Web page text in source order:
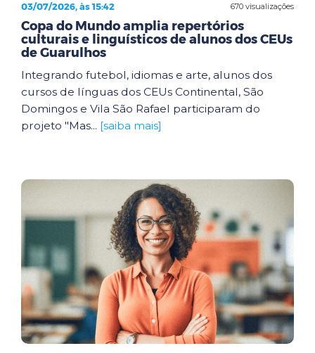
670 visualizações
03/07/2026, às 15:42
Copa do Mundo amplia repertórios
culturais e linguísticos de alunos dos CEUs
de Guarulhos
Integrando futebol, idiomas e arte, alunos dos
cursos de línguas dos CEUs Continental, São
Domingos e Vila São Rafael participaram do
projeto "Mas... [saiba mais]